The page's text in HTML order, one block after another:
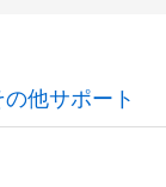
の他サポート